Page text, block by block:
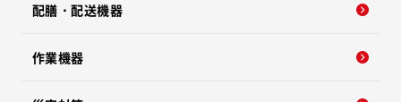
配膳・配送機器
作業機器